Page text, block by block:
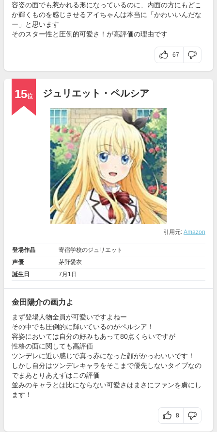
容姿の面でも惹かれる形になっているのに、内面の方にもどこ
か輝くものを感じさせるアイちゃんは本当に「かわいいんだな
ー」と思います
そのスター性と圧倒的可愛さ！が高評価の理由です
67
15位 ジュリエット・ペルシア
引用元: Amazon
登場作品
寄宿学校のジュリエット
声優
茅野愛衣
誕生日
7月1日
金田陽介の画力よ
まず登場人物全員が可愛いですよねー
その中でも圧倒的に輝いているのがペルシア！
容姿においては自分の好みもあって80点くらいですが
性格の面に関しても高評価
ツンデレに近い感じで真っ赤になった顔がかっわいいです！
しかし自分はツンデレキャラをそこまで優先しないタイプなの
でまあとりあえずはこの評価
並みのキャラとは比にならない可愛さはまさにファンを虜にし
ます！
8